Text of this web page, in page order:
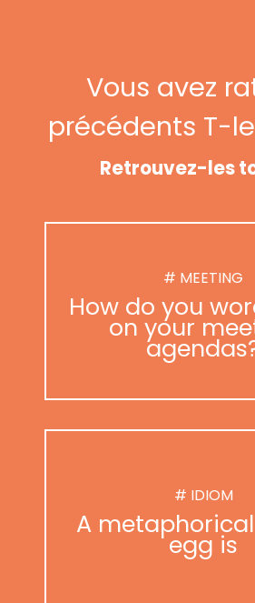
Vous avez
précédents T-
Retrouvez-les
# MEETING
How do you
on your
# IDIOM
A
egg is